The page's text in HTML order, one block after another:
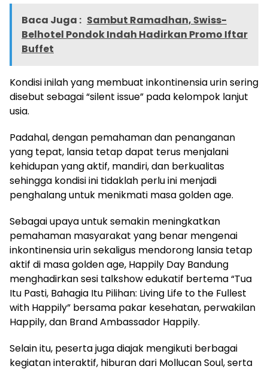
Baca Juga : Sambut Ramadhan, Swiss-
Belhotel Pondok Indah Hadirkan Promo Iftar
Buffet
Kondisi inilah yang membuat inkontinensia urin sering
disebut sebagai “silent issue” pada kelompok lanjut
usia.
Padahal, dengan pemahaman dan penanganan
yang tepat, lansia tetap dapat terus menjalani
kehidupan yang aktif, mandiri, dan berkualitas
sehingga kondisi ini tidaklah perlu ini menjadi
penghalang untuk menikmati masa golden age.
Sebagai upaya untuk semakin meningkatkan
pemahaman masyarakat yang benar mengenai
inkontinensia urin sekaligus mendorong lansia tetap
aktif di masa golden age, Happily Day Bandung
menghadirkan sesi talkshow edukatif bertema “Tua
Itu Pasti, Bahagia Itu Pilihan: Living Life to the Fullest
with Happily” bersama pakar kesehatan, perwakilan
Happily, dan Brand Ambassador Happily.
Selain itu, peserta juga diajak mengikuti berbagai
kegiatan interaktif, hiburan dari Mollucan Soul, serta